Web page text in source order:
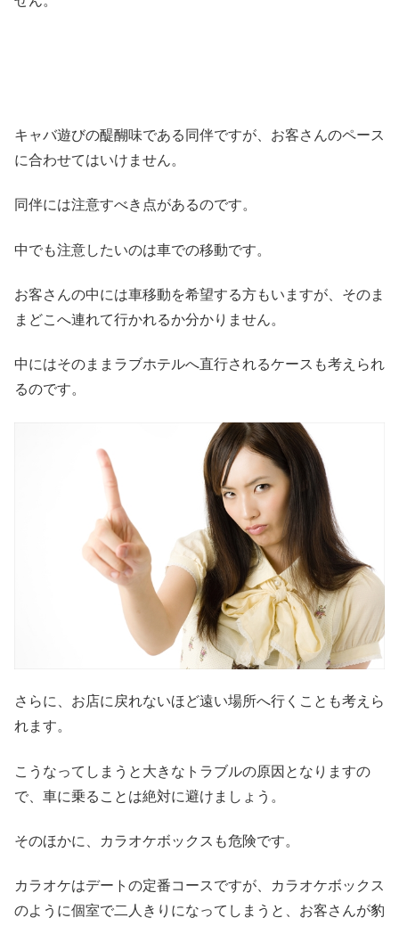
キャバ遊びの醍醐味である同伴ですが、お客さんのペース
に合わせてはいけません。
同伴には注意すべき点があるのです。
中でも注意したいのは車での移動です。
お客さんの中には車移動を希望する方もいますが、そのま
まどこへ連れて行かれるか分かりません。
中にはそのままラブホテルへ直行されるケースも考えられ
るのです。
さらに、お店に戻れないほど遠い場所へ行くことも考えら
れます。
こうなってしまうと大きなトラブルの原因となりますの
で、車に乗ることは絶対に避けましょう。
そのほかに、カラオケボックスも危険です。
カラオケはデートの定番コースですが、カラオケボックス
のように個室で二人きりになってしまうと、お客さんが豹